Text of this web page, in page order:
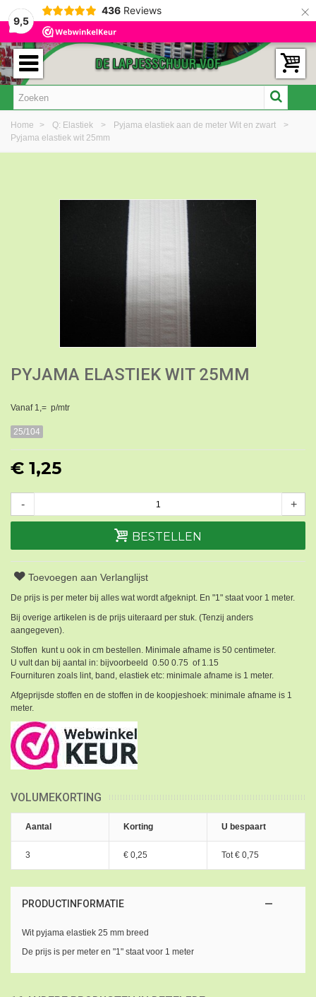
9,5
436 Reviews ×
Home > Q: Elastiek > Pyjama elastiek aan de meter Wit en zwart
>
Pyjama elastiek wit 25mm
PYJAMA ELASTIEK WIT 25MM
Vanaf 1,= p/mtr
25/104
€ 1,25
- +
BESTELLEN
Toevoegen aan Verlanglijst
De prijs is per meter bij alles wat wordt afgeknipt. En "1" staat voor 1 meter.
Bij overige artikelen is de prijs uiteraard per stuk. (Tenzij anders
aangegeven).
Stoffen kunt u ook in cm bestellen. Minimale afname is 50 centimeter.
U vult dan bij aantal in: bijvoorbeeld 0.50 0.75 of 1.15
Fournituren zoals lint, band, elastiek etc: minimale afname is 1 meter.
Afgeprijsde stoffen en de stoffen in de koopjeshoek: minimale afname is 1
meter.
VOLUMEKORTING
Aantal Korting U bespaart
3 € 0,25 Tot€ 0,75
PRODUCTINFORMATIE
Wit pyjama elastiek 25 mm breed
De prijs is per meter en "1" staat voor 1 meter